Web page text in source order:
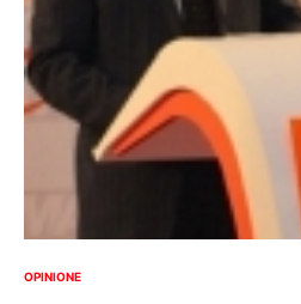
OPINIONE